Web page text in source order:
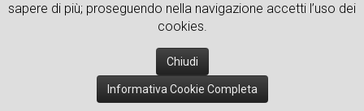
sapere di più; proseguendo nella navigazione accetti l’uso dei
cookies.
Chiudi
Informativa Cookie Completa